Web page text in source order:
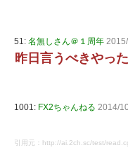
51: 名無しさん＠１周年
昨日言うべきやった
1001: FX2ちゃんねる 2014/
引用元：http://ai.2ch.sc/test/